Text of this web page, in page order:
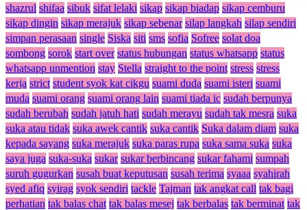
shazrul shifaa sibuk sifat lelaki sikap sikap biadap sikap cemburu
sikap dingin sikap merajuk sikap sebenar silap langkah silap sendiri
simpan perasaan single Siska siti sms sofia Sofree solat doa
sombong sorok start over status hubungan status whatsapp status
whatsapp unmention stay Stella straight to the point stress stress
kerja strict student syok kat cikgu suami duda suami isteri suami
muda suami orang suami orang lain suami tiada ic sudah berpunya
sudah berubah sudah jatuh hati sudah merayu sudah tak mesra suka
suka atau tidak suka awek cantik suka cantik Suka dalam diam suka
kepada sayang suka merajuk suka paras rupa suka sama suka suka
saya juga suka-suka sukar sukar berbincang sukar fahami sumpah
suruh gugurkan susah buat keputusan susah terima syaaa syahirah
syed afiq syirag syok sendiri tackle Tajman tak angkat call tak bagi
perhatian tak balas chat tak balas mesej tak berbalas tak berminat tak